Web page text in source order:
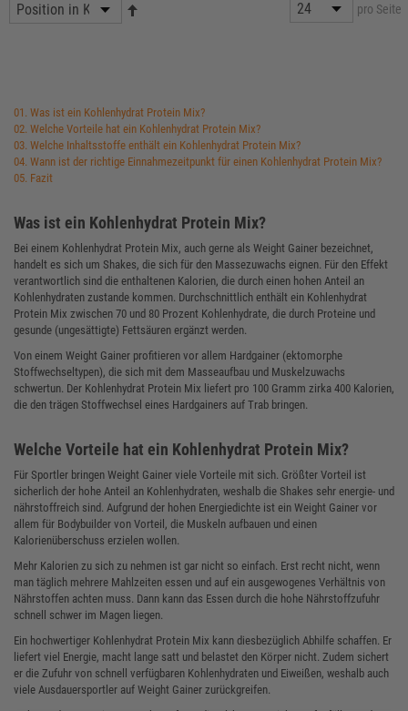
pro Seite
01. Was ist ein Kohlenhydrat Protein Mix?
02. Welche Vorteile hat ein Kohlenhydrat Protein Mix?
03. Welche Inhaltsstoffe enthält ein Kohlenhydrat Protein Mix?
04. Wann ist der richtige Einnahmezeitpunkt für einen Kohlenhydrat Protein Mix?
05. Fazit
Was ist ein Kohlenhydrat Protein Mix?
Bei einem Kohlenhydrat Protein Mix, auch gerne als Weight Gainer bezeichnet,
handelt es sich um Shakes, die sich für den Massezuwachs eignen. Für den Effekt
verantwortlich sind die enthaltenen Kalorien, die durch einen hohen Anteil an
Kohlenhydraten zustande kommen. Durchschnittlich enthält ein Kohlenhydrat
Protein Mix zwischen 70 und 80 Prozent Kohlenhydrate, die durch Proteine und
gesunde (ungesättigte) Fettsäuren ergänzt werden.
Von einem Weight Gainer profitieren vor allem Hardgainer (ektomorphe
Stoffwechseltypen), die sich mit dem Masseaufbau und Muskelzuwachs
schwertun. Der Kohlenhydrat Protein Mix liefert pro 100 Gramm zirka 400 Kalorien,
die den trägen Stoffwechsel eines Hardgainers auf Trab bringen.
Welche Vorteile hat ein Kohlenhydrat Protein Mix?
Für Sportler bringen Weight Gainer viele Vorteile mit sich. Größter Vorteil ist
sicherlich der hohe Anteil an Kohlenhydraten, weshalb die Shakes sehr energie- und
nährstoffreich sind. Aufgrund der hohen Energiedichte ist ein Weight Gainer vor
allem für Bodybuilder von Vorteil, die Muskeln aufbauen und einen
Kalorienüberschuss erzielen wollen.
Mehr Kalorien zu sich zu nehmen ist gar nicht so einfach. Erst recht nicht, wenn
man täglich mehrere Mahlzeiten essen und auf ein ausgewogenes Verhältnis von
Nährstoffen achten muss. Dann kann das Essen durch die hohe Nährstoffzufuhr
schnell schwer im Magen liegen.
Ein hochwertiger Kohlenhydrat Protein Mix kann diesbezüglich Abhilfe schaffen. Er
liefert viel Energie, macht lange satt und belastet den Körper nicht. Zudem sichert
er die Zufuhr von schnell verfügbaren Kohlenhydraten und Eiweißen, weshalb auch
viele Ausdauersportler auf Weight Gainer zurückgreifen.